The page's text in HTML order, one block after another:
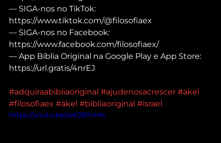
— SIGA-nos no TikTok:
https://www.tiktok.com/@filosofiaex
— SIGA-nos no Facebook:
https://www.facebook.com/filosofiaex/
— App Bíblia Original na Google Play e App Store:
https://url.gratis/4nrEJ
#adquiraabibliaoriginal #ajudenosacrescer #akel
#filosofiaex #ákel #bibliaoriginal #israel
https://youtu.be/za638I1nHIc